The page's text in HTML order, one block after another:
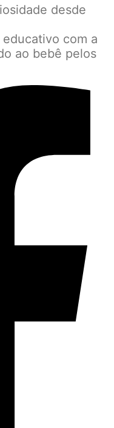
desde
com a
ao bebê pelos